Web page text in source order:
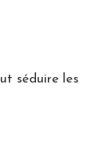
séduire les